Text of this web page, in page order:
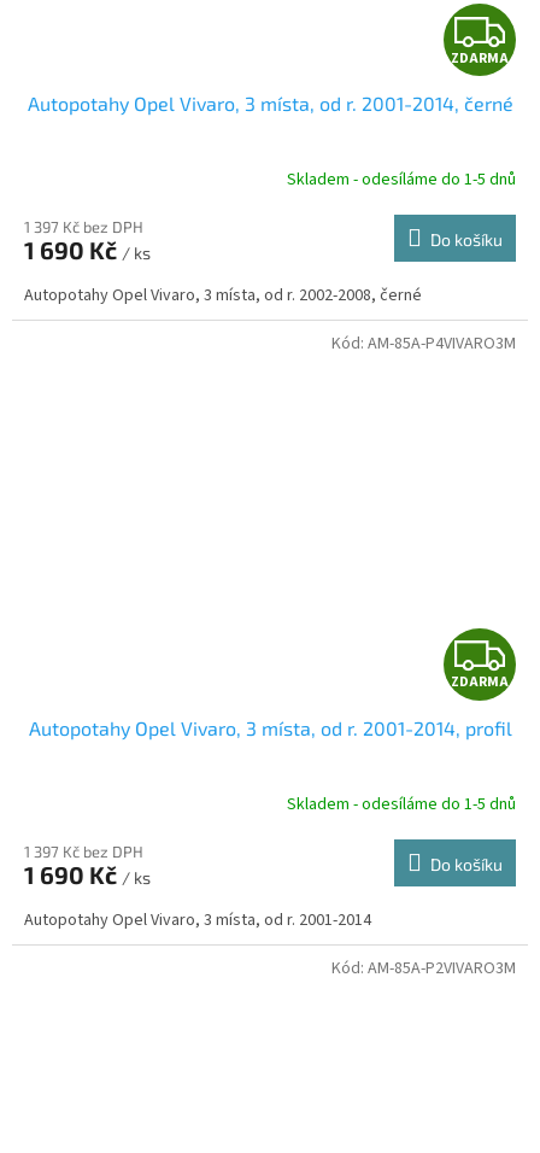
Z
D
R
ZDARMA
Autopotahy Opel Vivaro, 3 místa, od r. 2001-2014, černé
Skladem - odesíláme do 1-5 dnů
1 397 Kč bez DPH
1 690 Kč / ks
Do košíku
Autopotahy Opel Vivaro, 3 místa, od r. 2002-2008, černé
Z
D
R
ZDARMA
Autopotahy Opel Vivaro, 3 místa, od r. 2001-2014, profil
Skladem - odesíláme do 1-5 dnů
1 397 Kč bez DPH
1 690 Kč / ks
Do košíku
Autopotahy Opel Vivaro, 3 místa, od r. 2001-2014
Kód: AM-85A-P4VIVARO3M
Kód: AM-85A-P2VIVARO3M